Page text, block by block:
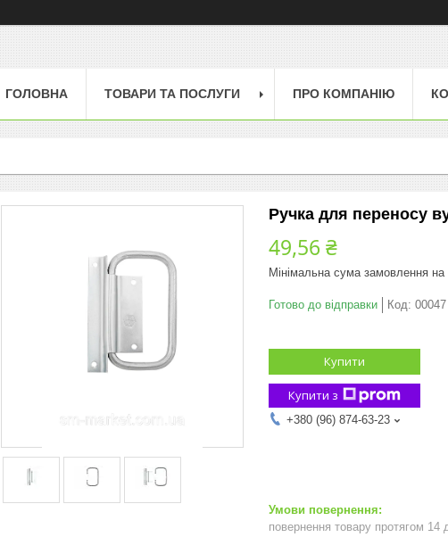
ГОЛОВНА ТОВАРИ ТА ПОСЛУГИ ПРО КОМПАНІЮ
Ручка для переносу
49,56 ₴
Мінімальна сума замовлення
Готово до відправки Код: 00047
Купити
Купити з
+380 (96) 874-63-23
повернення товару протягом 14